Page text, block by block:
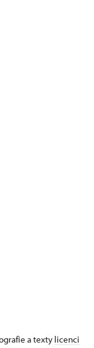
a texty licenci